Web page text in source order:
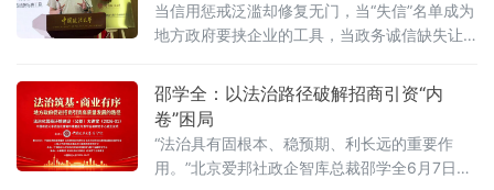
路径”法治化营商环境建设（公益）大讲堂2026
首期活动上，李振中以媒体人视角直言：法治
当信用惩戒泛滥却修复无门，当“失信”名单成为
地方政府要挟企业的工具，当政务诚信缺失让
环境，还是在异化为另一种权力寻租？上海大
学法学院企业法治与创新发展研究中心主任何
忠成6月7日在中国政法大学法治化营商环境建
设与数字金融研究中心揭牌仪式既同期举办
的“法治筑基、商业有序——地方政府促进招商
邵学全：以法治路径破解招商引资“内
卷”困局
“法治具有固根本、稳预期、利长远的重要作
用。”北京爱邦社政企智库总裁邵学全6月7日在